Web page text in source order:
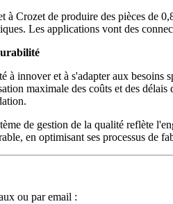
Crozet de produire des pièces de
Les applications vont des
à innover et à s'adapter aux
maximale des coûts et des
de gestion de la qualité reflète
en optimisant ses processus de
ou par email :